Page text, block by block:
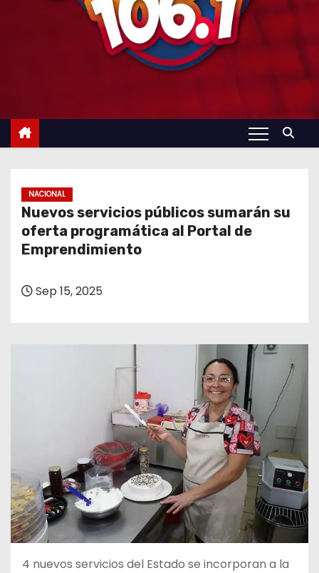
NACIONAL
Nuevos servicios públicos sumarán su
oferta programática al Portal de
Emprendimiento
Sep 15, 2025
4 nuevos servicios del Estado se incorporan a la